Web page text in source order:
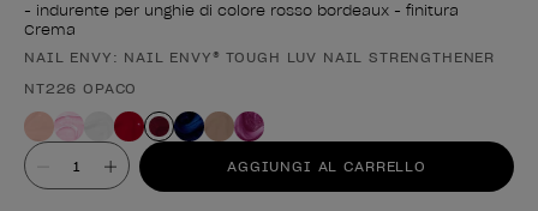
- indurente per unghie di colore rosso bordeaux - finitura
Crema
Forma del prodotto
NAIL ENVY: NAIL ENVY® TOUGH LUV NAIL STRENGTHENER
NT226 OPACO
Valore AGGIUNGI AL CARRELLO